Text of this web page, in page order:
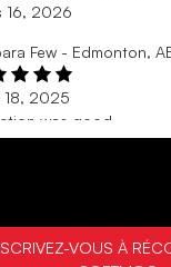
16, 2026
Few - Edmonton,
18, 2025
was good
was good and I
17, 2025 VOUS À